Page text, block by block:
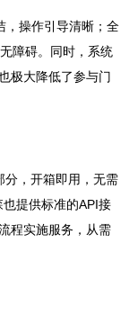
，操作引导清晰；全
障碍。同时，系统
极大降低了参与门
分，开箱即用，无需
提供标准的API接
程实施服务，从需